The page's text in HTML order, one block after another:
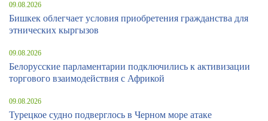
09.08.2026
Бишкек облегчает условия приобретения гражданства для
этнических кыргызов
09.08.2026
Белорусские парламентарии подключились к активизации
торгового взаимодействия с Африкой
09.08.2026
Турецкое судно подверглось в Черном море атаке